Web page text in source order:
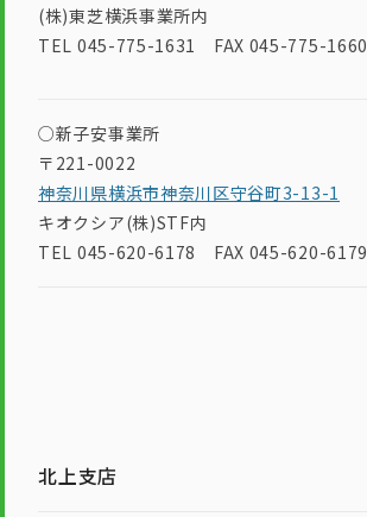
(株)東芝横浜事業所内
TEL 045-775-1631 FAX 045-775-1660
○新子安事業所
〒221-0022
神奈川県横浜市神奈川区守谷町3-13-1
キオクシア(株)STF内
TEL 045-620-6178 FAX 045-620-6179
北上支店